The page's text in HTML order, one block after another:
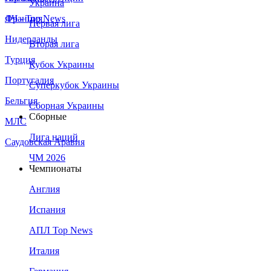
Франция
Нидерланды
Турция
Португалия
Бельгия
МЛС
Саудовская Аравия
ЛЧ - Top News
Украина
Первая лига
Вторая лига
Кубок Украины
Суперкубок Украины
Сборная Украины
Сборные
Лига наций
ЧМ 2026
Чемпионаты
Англия
Испания
АПЛ Top News
Италия